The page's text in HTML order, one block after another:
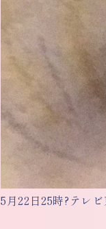
5月22日25時?テレ